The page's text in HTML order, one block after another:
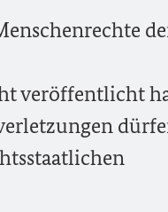
veröffentlicht